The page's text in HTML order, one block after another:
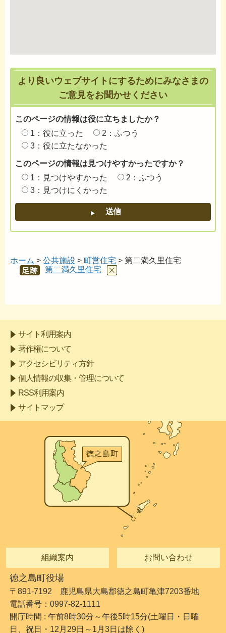
より良いウェブサイトにするためにみなさまの
ご意見をお聞かせください
このページの情報は役に立ちましたか？
1：役に立った
2：ふつう
3：役に立たなかった
このページの情報は見つけやすかったですか？
1：見つけやすかった
2：ふつう
3：見つけにくかった
ホーム > 公共施設 > 町営住宅 > 第二満久里住宅
あし
第二満久里住宅
サイト利用案内
著作権について
アクセシビリティ方針
個人情報の収集・管理について
RSS利用案内
サイトマップ
組織案内 お問い合わせ
徳之島町役場
〒891-7192 鹿児島県大島郡徳之島町亀津7203番地
電話番号：0997-82-1111
開庁時間 : 午前8時30分～午後5時15分(土曜日・日曜
日、祝日・12月29日～1月3日は除く)